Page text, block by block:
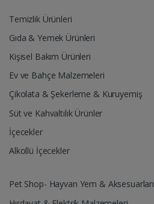
Temizlik Ürünleri
Gıda & Yemek Ürünleri
Kişisel Bakım Ürünleri
Ev ve Bahçe Malzemeleri
Çikolata & Şekerleme & Kuruyemiş
Süt ve Kahvaltılık Ürünler
İçecekler
Alkollü İçecekler
Pet Shop- Hayvan Yem & Aksesuarları